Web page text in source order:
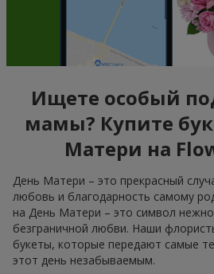
Ищете особый
мамы? Купите
Матери на
День Матери – это прекрасный
любовь и благодарность самому
на День Матери – это символ
безграничной любви. Наши
букеты, которые передают самые
этот день незабываемым.